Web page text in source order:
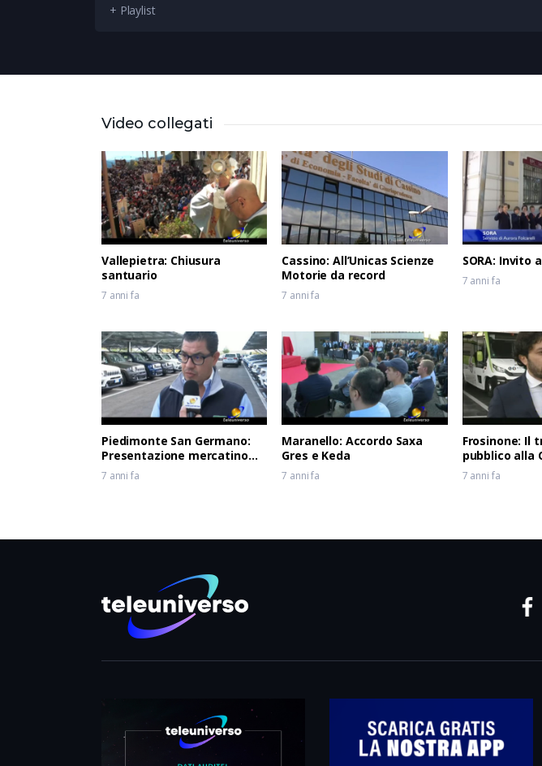
+ Playlist
Video collegati
Vallepietra: Chiusura
santuario
7 anni fa
Cassino: All’Unicas Scienze
Motorie da record
7 anni fa
SORA: Invito
7 anni fa
Piedimonte San Germano:
Presentazione mercatino
usato
7 anni fa
Maranello: Accordo Saxa
Gres e Keda
7 anni fa
Frosinone: Il
pubblico alla
7 anni fa